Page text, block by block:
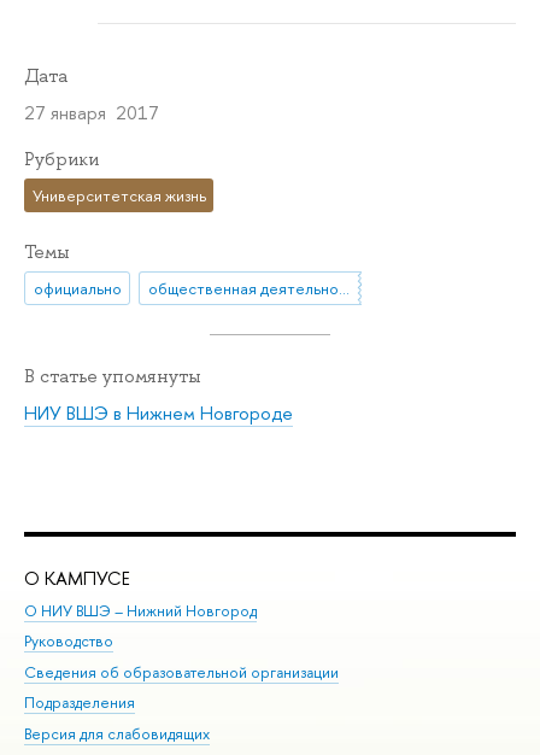
Дата
27 января 2017
Рубрики
Университетская жизнь
Темы
официально общественная деятельность
В статье упомянуты
НИУ ВШЭ в Нижнем Новгороде
О КАМПУСЕ
О НИУ ВШЭ – Нижний Новгород
Руководство
Сведения об образовательной организации
Подразделения
Версия для слабовидящих